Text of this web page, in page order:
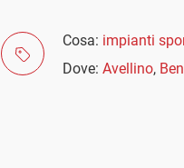
Cosa: impianti
Dove: Avellino,